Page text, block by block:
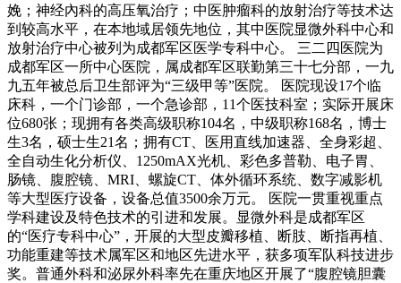
娩；神经內科的高压氧治疗；中医肿瘤科的放射治疗等技术达
到较高水平，在本地域居领先地位，其中医院显微外科中心和
放射治疗中心被列为成都军区医学专科中心。 三二四医院为
成都军区一所中心医院，属成都军区联勤第三十七分部，一九
九五年被总后卫生部评为“三级甲等”医院。 医院现设17个临
床科，一个门诊部，一个急诊部，11个医技科室；实际开展床
位680张；现拥有各类高级职称104名，中级职称168名，博士
生3名，硕士生21名；拥有CT、医用直线加速器、全身彩超、
全自动生化分析仪、1250mAX光机、彩色多普勒、电子胃、
肠镜、腹腔镜、MRI、螺旋CT、体外循环系统、数字减影机
等大型医疗设备，设备总值3500余万元。 医院一贯重视重点
学科建设及特色技术的引进和发展。显微外科是成都军区
的“医疗专科中心”，开展的大型皮瓣移植、断肢、断指再植、
功能重建等技术属军区和地区先进水平，获多项军队科技进步
奖。普通外科和泌尿外科率先在重庆地区开展了“腹腔镜胆囊